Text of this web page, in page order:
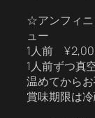
☆アンフィ
ュー
1人前 ¥
1人前ずつ真
温めてからお
賞味期限は